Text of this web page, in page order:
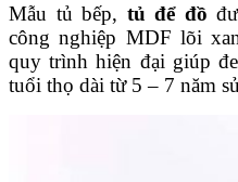
Mẫu tủ bếp, tủ để đồ
công nghiệp MDF lõi
quy trình hiện đại giúp
tuổi thọ dài từ 5 – 7 năm